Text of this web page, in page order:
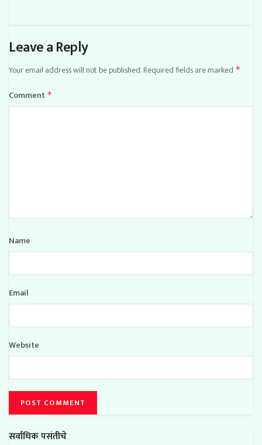
Leave a Reply
Your email address will not be published.Required fields are marked *
Comment *
Name
Email
Website
सर्वाधिक पसंतीचे